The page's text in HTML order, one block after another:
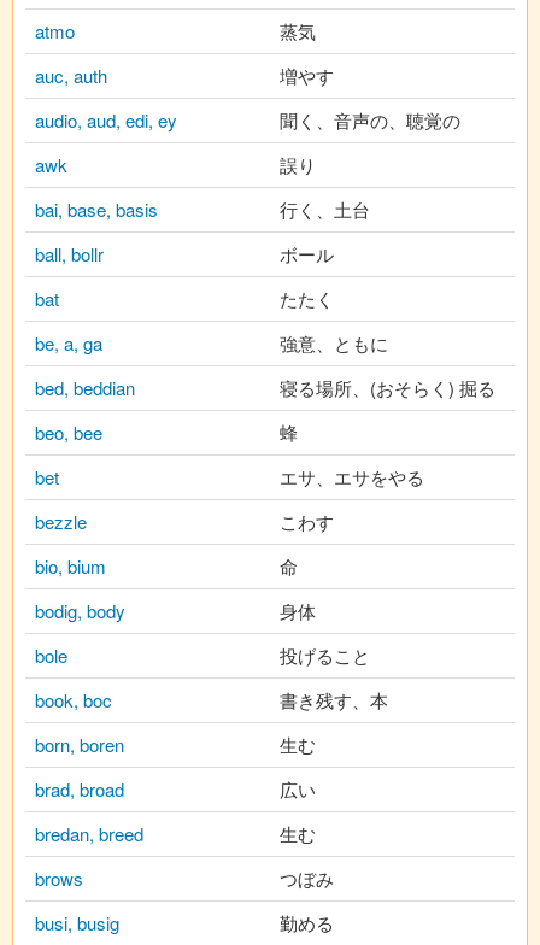
atmo
蒸気
auc, auth
増やす
audio, aud, edi, ey
聞く、音声の、聴覚の
awk
誤り
bai, base, basis
行く、土台
ball, bollr
ボール
bat
たたく
be, a, ga
強意、ともに
bed, beddian
寝る場所、(おそらく) 掘る
beo, bee
蜂
bet
エサ、エサをやる
bezzle
こわす
bio, bium
命
bodig, body
身体
bole
投げること
book, boc
書き残す、本
born, boren
生む
brad, broad
広い
bredan, breed
生む
brows
つぼみ
busi, busig
勤める